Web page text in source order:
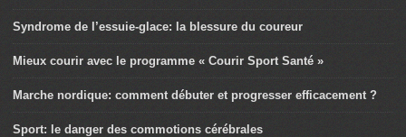
Syndrome de l’essuie-glace: la blessure du coureur
Mieux courir avec le programme « Courir Sport Santé »
Marche nordique: comment débuter et progresser efficacement ?
Sport: le danger des commotions cérébrales